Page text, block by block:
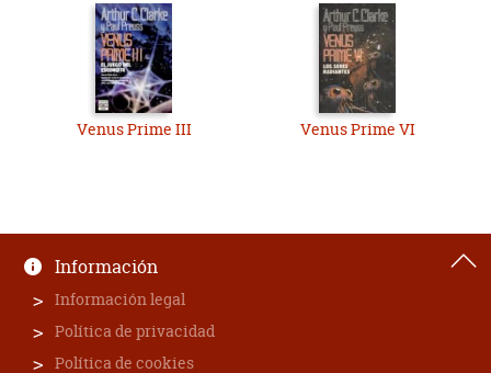
Venus Prime III Venus Prime VI
Información
Información legal
Política de privacidad
Política de cookies